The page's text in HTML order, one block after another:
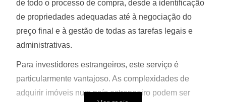
de todo o processo de compra, desde a identificação
de propriedades adequadas até à negociação do
preço final e à gestão de todas as tarefas legais e
administrativas.
Para investidores estrangeiros, este serviço é
particularmente vantajoso. As complexidades de
adquirir imóveis num país estrangeiro podem ser